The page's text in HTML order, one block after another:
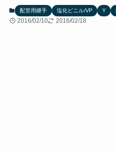
配管用継手 塩化ビニル/VP Y
2016/02/10 2016/02/18